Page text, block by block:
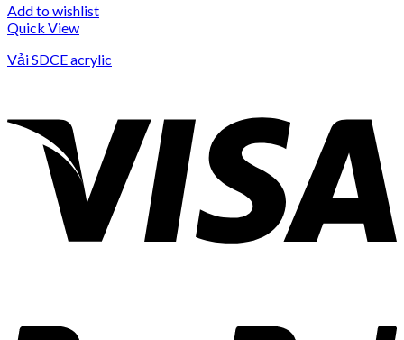
Add to wishlist
Quick View
Vải SDCE acrylic